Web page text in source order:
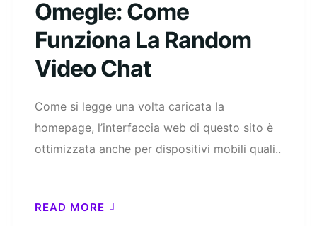
Omegle: Come
Funziona La Random
Video Chat
Come si legge una volta caricata la
homepage, l’interfaccia web di questo sito è
ottimizzata anche per dispositivi mobili quali..
READ MORE